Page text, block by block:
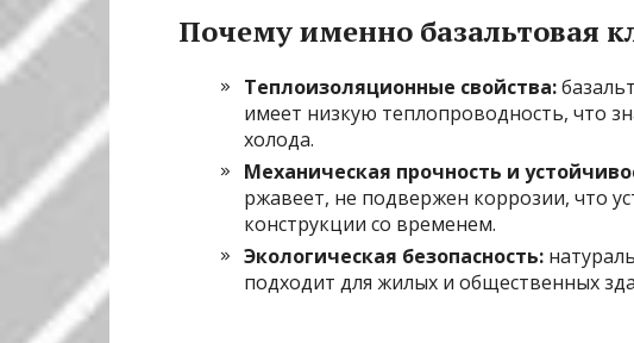
Почему именно базальтовая
Теплоизоляционные свойства:
имеет низкую теплопроводность, что
холода.
Механическая прочность и
ржавеет, не подвержен коррозии, что
конструкции со временем.
Экологическая безопасность:
подходит для жилых и общественных